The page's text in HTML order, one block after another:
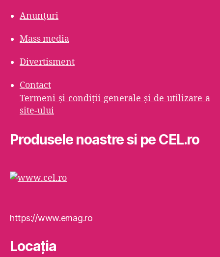
Anunțuri
Mass media
Divertisment
Contact
Termeni şi condiţii generale şi de utilizare a
site-ului
Produsele noastre si pe CEL.ro
https://www.emag.ro
Locaţia